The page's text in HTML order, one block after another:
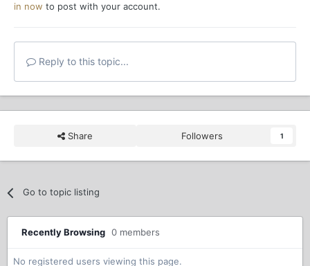
in now to post with your account.
Reply to this topic...
Share Followers 1
Go to topic listing
Recently Browsing 0 members
No registered users viewing this page.